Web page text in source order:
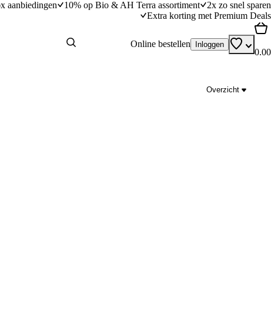
aanbiedingen 10% op Bio & AH Terra assortiment
2x zo snel sparen
Extra korting met Premium Deals
Online bestellen Inloggen
0.00
Overzicht